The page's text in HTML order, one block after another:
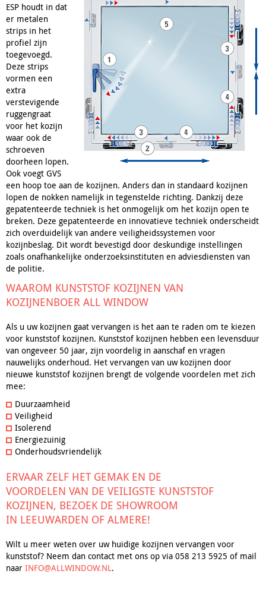
ESP houdt in dat
er metalen
strips in het
profiel zijn
toegevoegd.
Deze strips
vormen een
extra
verstevigende
ruggengraat
voor het kozijn
waar ook de
schroeven
doorheen lopen.
Ook voegt GVS
een hoop toe aan de kozijnen. Anders dan in standaard kozijnen
lopen de nokken namelijk in tegenstelde richting. Dankzij deze
gepatenteerde techniek is het onmogelijk om het kozijn open te
breken. Deze gepatenteerde en innovatieve techniek onderscheidt
zich overduidelijk van andere veiligheidssystemen voor
kozijnbeslag. Dit wordt bevestigd door deskundige instellingen
zoals onafhankelijke onderzoeksinstituten en adviesdiensten van
de politie.
WAAROM KUNSTSTOF KOZIJNEN VAN
KOZIJNENBOER ALL WINDOW
Als u uw kozijnen gaat vervangen is het aan te raden om te kiezen
voor kunststof kozijnen. Kunststof kozijnen hebben een levensduur
van ongeveer 50 jaar, zijn voordelig in aanschaf en vragen
nauwelijks onderhoud. Het vervangen van uw kozijnen door
nieuwe kunststof kozijnen brengt de volgende voordelen met zich
mee:
Duurzaamheid
Veiligheid
Isolerend
Energiezuinig
Onderhoudsvriendelijk
ERVAAR ZELF HET GEMAK EN DE
VOORDELEN VAN DE VEILIGSTE KUNSTSTOF
KOZIJNEN, BEZOEK DE SHOWROOM
IN LEEUWARDEN OF ALMERE!
Wilt u meer weten over uw huidige kozijnen vervangen voor
kunststof? Neem dan contact met ons op via 058 213 5925 of mail
naar INFO@ALLWINDOW.NL.